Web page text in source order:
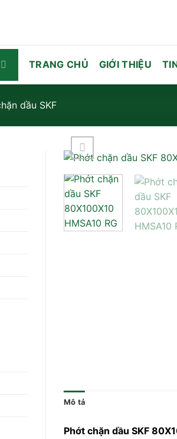
TRANG CHỦ GIỚI THIỆU
dầu SKF
Mô tả
Phớt chặn dầu SKF